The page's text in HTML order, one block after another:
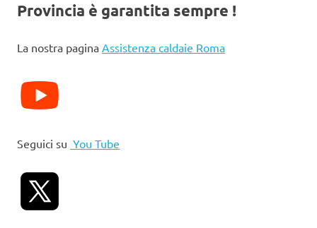
Provincia è garantita sempre !
La nostra pagina Assistenza caldaie Roma
Seguici su You Tube